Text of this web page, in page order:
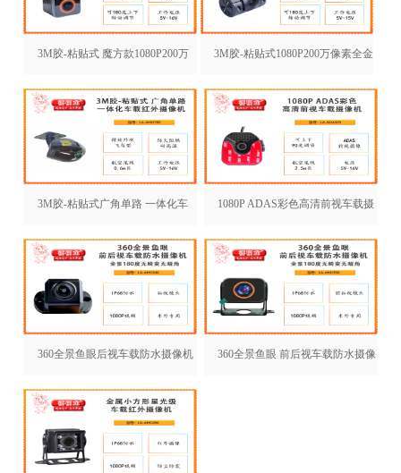
3M胶-粘贴式 魔方款1080P200万
像素ABS广角前视车
3M胶-粘贴式1080P200万像素全金
属广角前后视高清车载
3M胶-粘贴式广角单路 一体化车
载红外摄像机LA-AHD76
1080P ADAS彩色高清前视车载摄
像机LA-ADAS05
360全景鱼眼后视车载防水摄像机
LA-AHD340
360全景鱼眼 前后视车载防水摄像